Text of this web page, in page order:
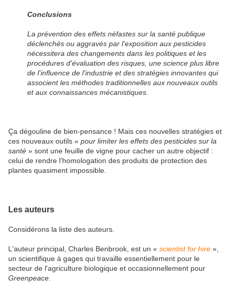
Conclusions
La prévention des effets néfastes sur la santé publique
déclenchés ou aggravés par l'exposition aux pesticides
nécessitera des changements dans les politiques et les
procédures d'évaluation des risques, une science plus libre
de l'influence de l'industrie et des stratégies innovantes qui
associent les méthodes traditionnelles aux nouveaux outils
et aux connaissances mécanistiques.
Ça dégouline de bien-pensance ! Mais ces nouvelles stratégies et
ces nouveaux outils « pour limiter les effets des pesticides sur la
santé » sont une feuille de vigne pour cacher un autre objectif :
celui de rendre l'homologation des produits de protection des
plantes quasiment impossible.
Les auteurs
Considérons la liste des auteurs.
L'auteur principal, Charles Benbrook, est un « scientist for hire »,
un scientifique à gages qui travaille essentiellement pour le
secteur de l'agriculture biologique et occasionnellement pour
Greenpeace